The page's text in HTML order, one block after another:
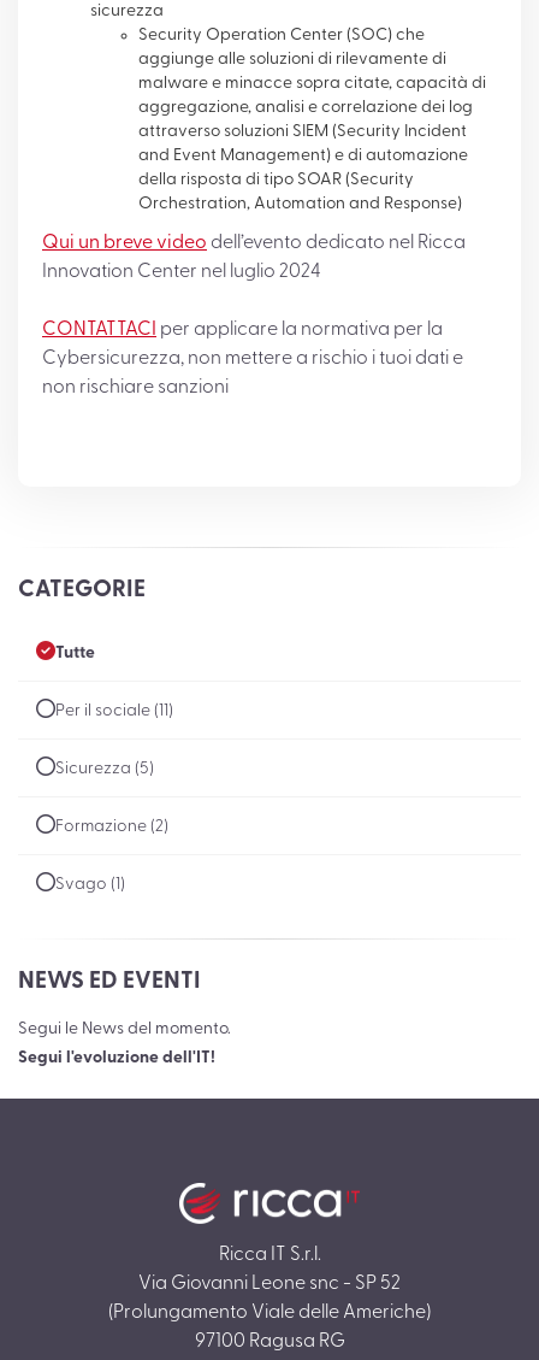
sicurezza
Security Operation Center (SOC) che
aggiunge alle soluzioni di rilevamente di
malware e minacce sopra citate, capacità di
aggregazione, analisi e correlazione dei log
attraverso soluzioni SIEM (Security Incident
and Event Management) e di automazione
della risposta di tipo SOAR (Security
Orchestration, Automation and Response)
Qui un breve video dell’evento dedicato nel Ricca
Innovation Center nel luglio 2024
CONTATTACI per applicare la normativa per la
Cybersicurezza, non mettere a rischio i tuoi dati e
non rischiare sanzioni
CATEGORIE
Tutte
Per il sociale (11)
Sicurezza (5)
Formazione (2)
Svago (1)
NEWS ED EVENTI
Segui le News del momento.
Segui l'evoluzione dell'IT!
Ricca IT S.r.l.
Via Giovanni Leone snc - SP 52
(Prolungamento Viale delle Americhe)
97100 Ragusa RG